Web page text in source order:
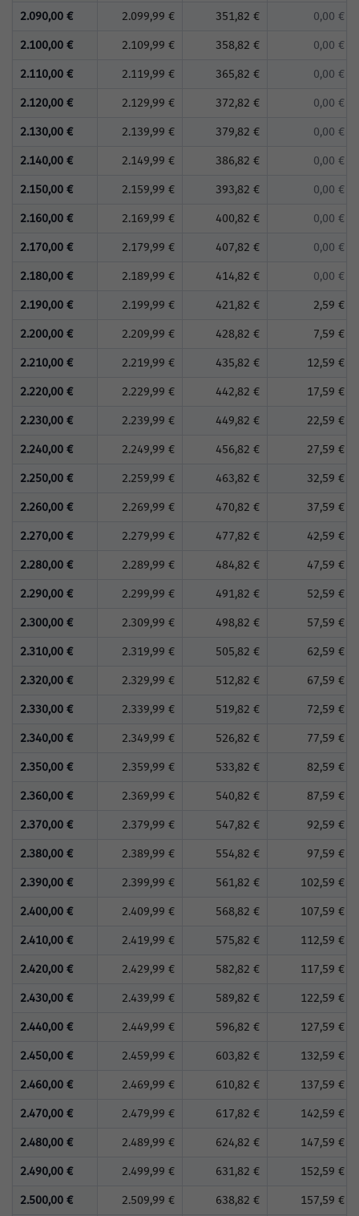
2.090,00 € 2.099,99 € 351,82 € 0,00 €
2.100,00 € 2.109,99 € 358,82 € 0,00 €
2.110,00 € 2.119,99 € 365,82 € 0,00 €
2.120,00 € 2.129,99 € 372,82 € 0,00 €
2.130,00 € 2.139,99 € 379,82 € 0,00 €
2.140,00 € 2.149,99 € 386,82 € 0,00 €
2.150,00 € 2.159,99 € 393,82 € 0,00 €
2.160,00 € 2.169,99 € 400,82 € 0,00 €
2.170,00 € 2.179,99 € 407,82 € 0,00 €
2.180,00 € 2.189,99 € 414,82 € 0,00 €
2.190,00 € 2.199,99 € 421,82 € 2,59 €
2.200,00 € 2.209,99 € 428,82 € 7,59 €
2.210,00 € 2.219,99 € 435,82 € 12,59 €
2.220,00 € 2.229,99 € 442,82 € 17,59 €
2.230,00 € 2.239,99 € 449,82 € 22,59 €
2.240,00 € 2.249,99 € 456,82 € 27,59 €
2.250,00 € 2.259,99 € 463,82 € 32,59 €
2.260,00 € 2.269,99 € 470,82 € 37,59 €
2.270,00 € 2.279,99 € 477,82 € 42,59 €
2.280,00 € 2.289,99 € 484,82 € 47,59 €
2.290,00 € 2.299,99 € 491,82 € 52,59 €
2.300,00 € 2.309,99 € 498,82 € 57,59 €
2.310,00 € 2.319,99 € 505,82 € 62,59 €
2.320,00 € 2.329,99 € 512,82 € 67,59 €
2.330,00 € 2.339,99 € 519,82 € 72,59 €
2.340,00 € 2.349,99 € 526,82 € 77,59 €
2.350,00 € 2.359,99 € 533,82 € 82,59 €
2.360,00 € 2.369,99 € 540,82 € 87,59 €
2.370,00 € 2.379,99 € 547,82 € 92,59 €
2.380,00 € 2.389,99 € 554,82 € 97,59 €
2.390,00 € 2.399,99 € 561,82 € 102,59 €
2.400,00 € 2.409,99 € 568,82 € 107,59 €
2.410,00 € 2.419,99 € 575,82 € 112,59 €
2.420,00 € 2.429,99 € 582,82 € 117,59 €
2.430,00 € 2.439,99 € 589,82 € 122,59 €
2.440,00 € 2.449,99 € 596,82 € 127,59 €
2.450,00 € 2.459,99 € 603,82 € 132,59 €
2.460,00 € 2.469,99 € 610,82 € 137,59 €
2.470,00 € 2.479,99 € 617,82 € 142,59 €
2.480,00 € 2.489,99 € 624,82 € 147,59 €
2.490,00 € 2.499,99 € 631,82 € 152,59 €
2.500,00 € 2.509,99 € 638,82 € 157,59 €